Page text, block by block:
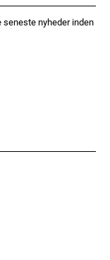
seneste nyheder inden